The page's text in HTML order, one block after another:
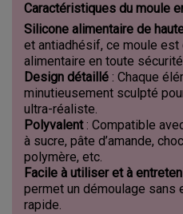
Caractéristiques du moule
Silicone alimentaire de
et antiadhésif, ce moule est
alimentaire en toute
Design détaillé : Chaque
minutieusement sculpté
ultra-réaliste.
Polyvalent: Compatible
à sucre, pâte d’amande,
polymère, etc.
Facile à utiliser et à
permet un démoulage sans
rapide.